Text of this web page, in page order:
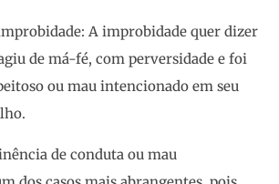
A improbidade quer dizer
de má-fé, com perversidade e foi
ou mau intencionado em seu
de conduta ou mau